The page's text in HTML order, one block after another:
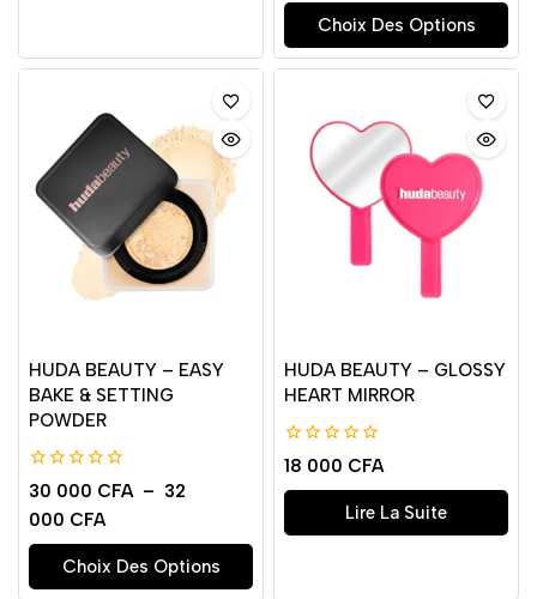
Choix Des Options
HUDA BEAUTY – EASY
BAKE & SETTING
POWDER
0
de
5
30 000 CFA – 32
000 CFA
Choix Des Options
HUDA BEAUTY – GLOSSY
HEART MIRROR
0
de
5
18 000 CFA
Lire La Suite